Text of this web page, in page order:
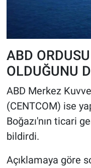
ABD
OLDUĞUNU
ABD Merkez
(CENTCOM) ise
Boğazı'nın ticari
bildirdi.
Açıklamaya göre